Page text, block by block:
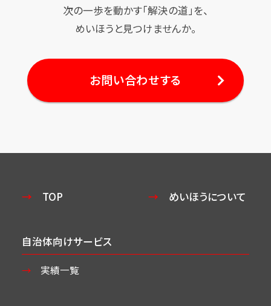
次の一歩を動かす「解決の道」を、
めいほうと見つけませんか。
お問い合わせする
TOP めいほうについて
自治体向けサービス
実績一覧